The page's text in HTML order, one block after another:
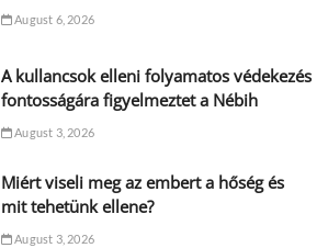
August 6, 2026
A kullancsok elleni folyamatos védekezés
fontosságára figyelmeztet a Nébih
August 3, 2026
Miért viseli meg az embert a hőség és
mit tehetünk ellene?
August 3, 2026